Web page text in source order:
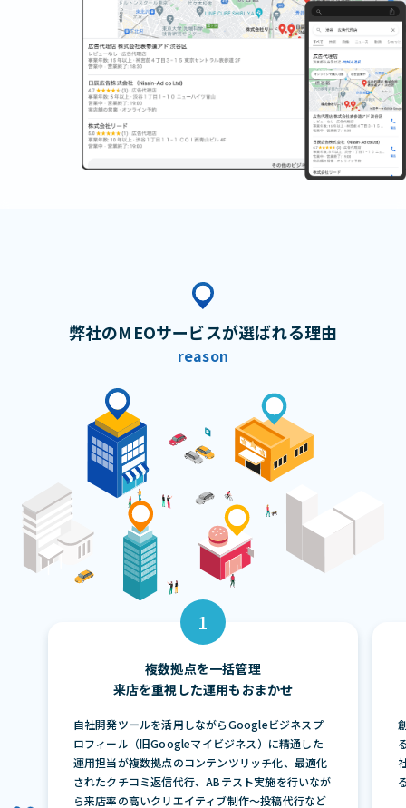
弊社のMEOサービスが選ばれる理由
reason
複数拠点を一括管理
来店を重視した運用もおまかせ
自社開発ツールを活用しながらGoogleビジネスプ
ロフィール（旧Googleマイビジネス）に精通した
運用担当が複数拠点のコンテンツリッチ化、最適化
されたクチコミ返信代行、ABテスト実施を行いなが
ら来店率の高いクリエイティブ制作〜投稿代行など